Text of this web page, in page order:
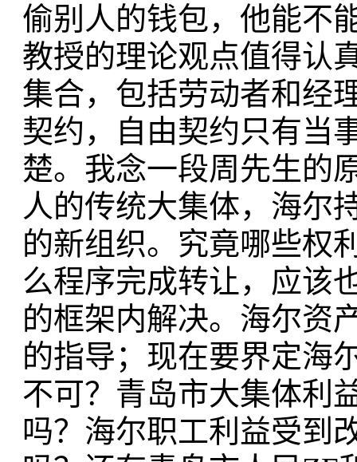
偷别人的钱包，他能不
教授的理论观点值得认
集合，包括劳动者和经
契约，自由契约只有当
楚。我念一段周先生的
人的传统大集体，海尔
的新组织。究竟哪些权
么程序完成转让，应该
的框架内解决。海尔资
的指导；现在要界定海
不可？青岛市大集体利
吗？海尔职工利益受到